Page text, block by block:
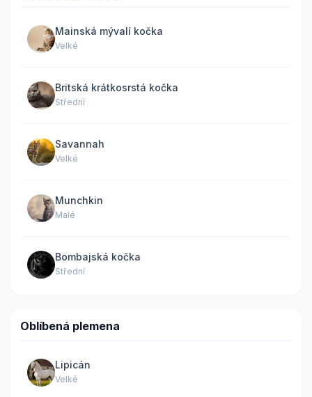
Mainská mývalí kočka
Velké
Britská krátkosrstá kočka
Střední
Savannah
Velké
Munchkin
Malé
Bombajská kočka
Střední
Oblíbená plemena
Lipicán
Velké